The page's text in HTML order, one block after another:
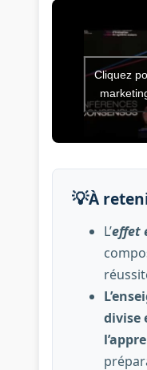
Cliquez
💡À
L’effet
divise